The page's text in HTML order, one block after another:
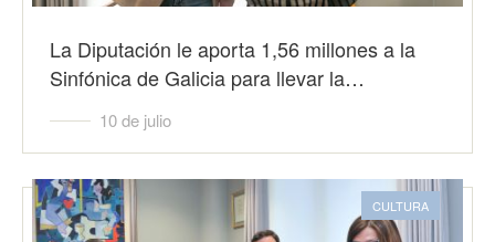
La Diputación le aporta 1,56 millones a la
Sinfónica de Galicia para llevar la…
10 de julio
CULTURA